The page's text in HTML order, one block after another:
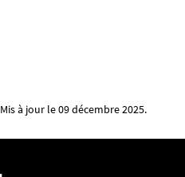
Mis à jour le 09 décembre 2025.